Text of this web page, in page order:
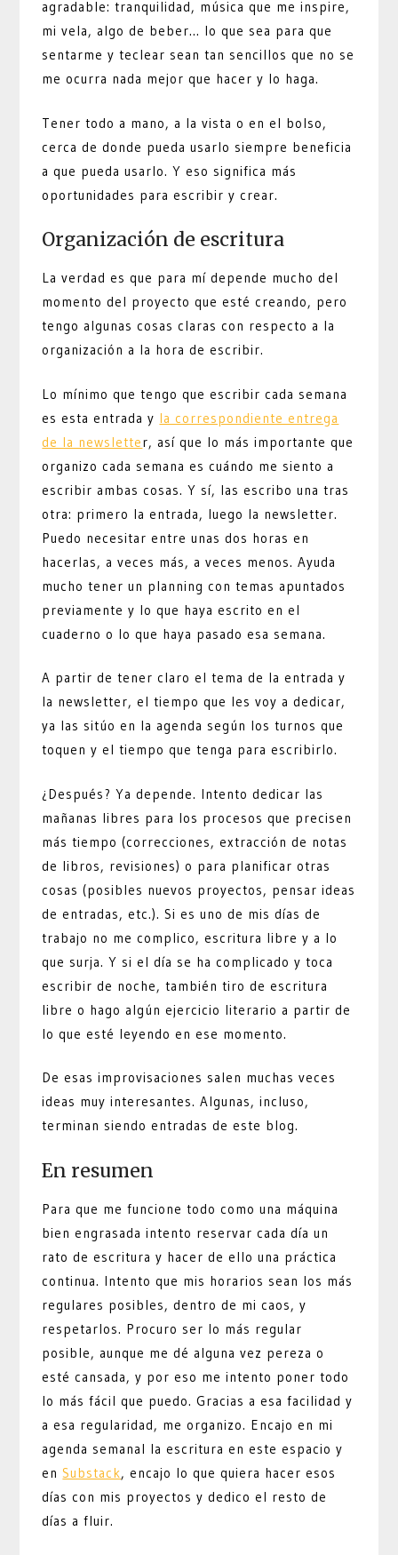
agradable: tranquilidad, música que me inspire,
mi vela, algo de beber… lo que sea para que
sentarme y teclear sean tan sencillos que no se
me ocurra nada mejor que hacer y lo haga.
Tener todo a mano, a la vista o en el bolso,
cerca de donde pueda usarlo siempre beneficia
a que pueda usarlo. Y eso significa más
oportunidades para escribir y crear.
Organización de escritura
La verdad es que para mí depende mucho del
momento del proyecto que esté creando, pero
tengo algunas cosas claras con respecto a la
organización a la hora de escribir.
Lo mínimo que tengo que escribir cada semana
es esta entrada y la correspondiente entrega
de la newsletter, así que lo más importante que
organizo cada semana es cuándo me siento a
escribir ambas cosas. Y sí, las escribo una tras
otra: primero la entrada, luego la newsletter.
Puedo necesitar entre unas dos horas en
hacerlas, a veces más, a veces menos. Ayuda
mucho tener un planning con temas apuntados
previamente y lo que haya escrito en el
cuaderno o lo que haya pasado esa semana.
A partir de tener claro el tema de la entrada y
la newsletter, el tiempo que les voy a dedicar,
ya las sitúo en la agenda según los turnos que
toquen y el tiempo que tenga para escribirlo.
¿Después? Ya depende. Intento dedicar las
mañanas libres para los procesos que precisen
más tiempo (correcciones, extracción de notas
de libros, revisiones) o para planificar otras
cosas (posibles nuevos proyectos, pensar ideas
de entradas, etc.). Si es uno de mis días de
trabajo no me complico, escritura libre y a lo
que surja. Y si el día se ha complicado y toca
escribir de noche, también tiro de escritura
libre o hago algún ejercicio literario a partir de
lo que esté leyendo en ese momento.
De esas improvisaciones salen muchas veces
ideas muy interesantes. Algunas, incluso,
terminan siendo entradas de este blog.
En resumen
Para que me funcione todo como una máquina
bien engrasada intento reservar cada día un
rato de escritura y hacer de ello una práctica
continua. Intento que mis horarios sean los más
regulares posibles, dentro de mi caos, y
respetarlos. Procuro ser lo más regular
posible, aunque me dé alguna vez pereza o
esté cansada, y por eso me intento poner todo
lo más fácil que puedo. Gracias a esa facilidad y
a esa regularidad, me organizo. Encajo en mi
agenda semanal la escritura en este espacio y
enSubstack, encajo lo que quiera hacer esos
días con mis proyectos y dedico el resto de
días a fluir.